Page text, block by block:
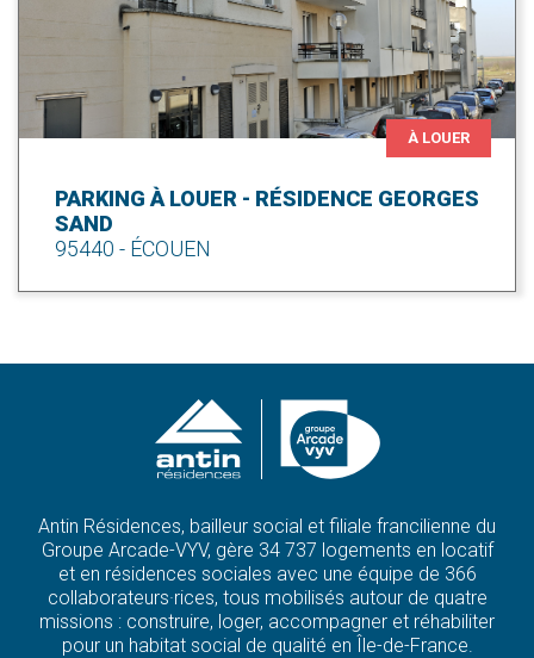
À LOUER
PARKING À LOUER - RÉSIDENCE GEORGES
SAND
95440 - ÉCOUEN
Antin Résidences, bailleur social et filiale francilienne du
Groupe Arcade-VYV, gère 34 737 logements en locatif
et en résidences sociales avec une équipe de 366
collaborateurs·rices, tous mobilisés autour de quatre
missions : construire, loger, accompagner et réhabiliter
pour un habitat social de qualité en Île-de-France.